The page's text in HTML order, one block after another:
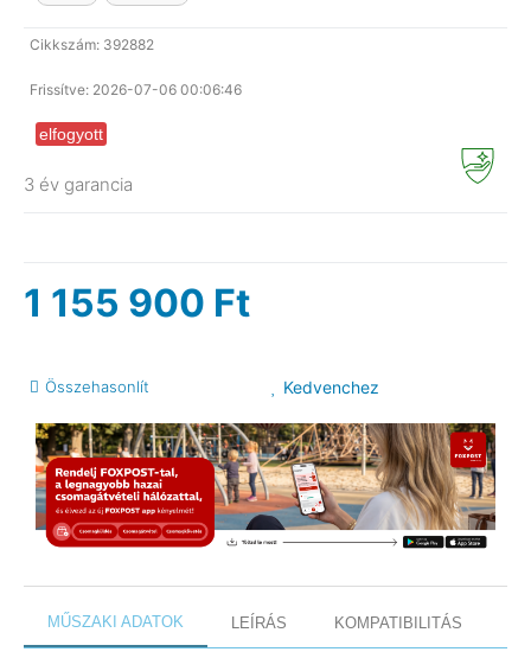
Cikkszám: 392882
Frissítve: 2026-07-06 00:06:46
elfogyott
3 év garancia
1 155 900 Ft
Összehasonlít Kedvenchez
MŰSZAKI ADATOK LEÍRÁS KOMPATIBILITÁS